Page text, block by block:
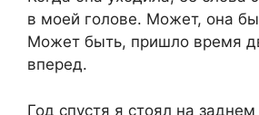
в моей голове. Может, она
Может быть, пришло время
вперед.
Год спустя я стоял на